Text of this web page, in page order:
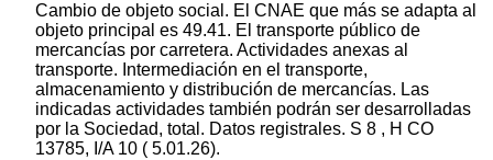
Cambio de objeto social. El CNAE que más se adapta al
objeto principal es 49.41. El transporte público de
mercancías por carretera. Actividades anexas al
transporte. Intermediación en el transporte,
almacenamiento y distribución de mercancías. Las
indicadas actividades también podrán ser desarrolladas
por la Sociedad, total. Datos registrales. S 8 , H CO
13785, I/A 10 ( 5.01.26).